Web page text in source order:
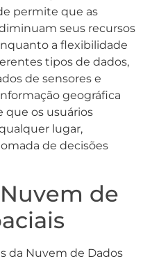
permite que as
seus recursos
a flexibilidade
tipos de dados,
de sensores e
geográfica
que os usuários
lugar,
de decisões
de
da Nuvem de Dados